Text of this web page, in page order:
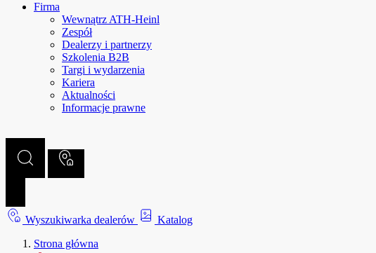
Firma
Wewnątrz ATH-Heinl
Zespół
Dealerzy i partnerzy
Szkolenia B2B
Targi i wydarzenia
Kariera
Aktualności
Informacje prawne
Wyszukiwarka dealerów
Katalog
Strona główna